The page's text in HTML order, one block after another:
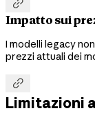

Impatto sui
I modelli legacy
prezzi attuali dei

Limitazioni